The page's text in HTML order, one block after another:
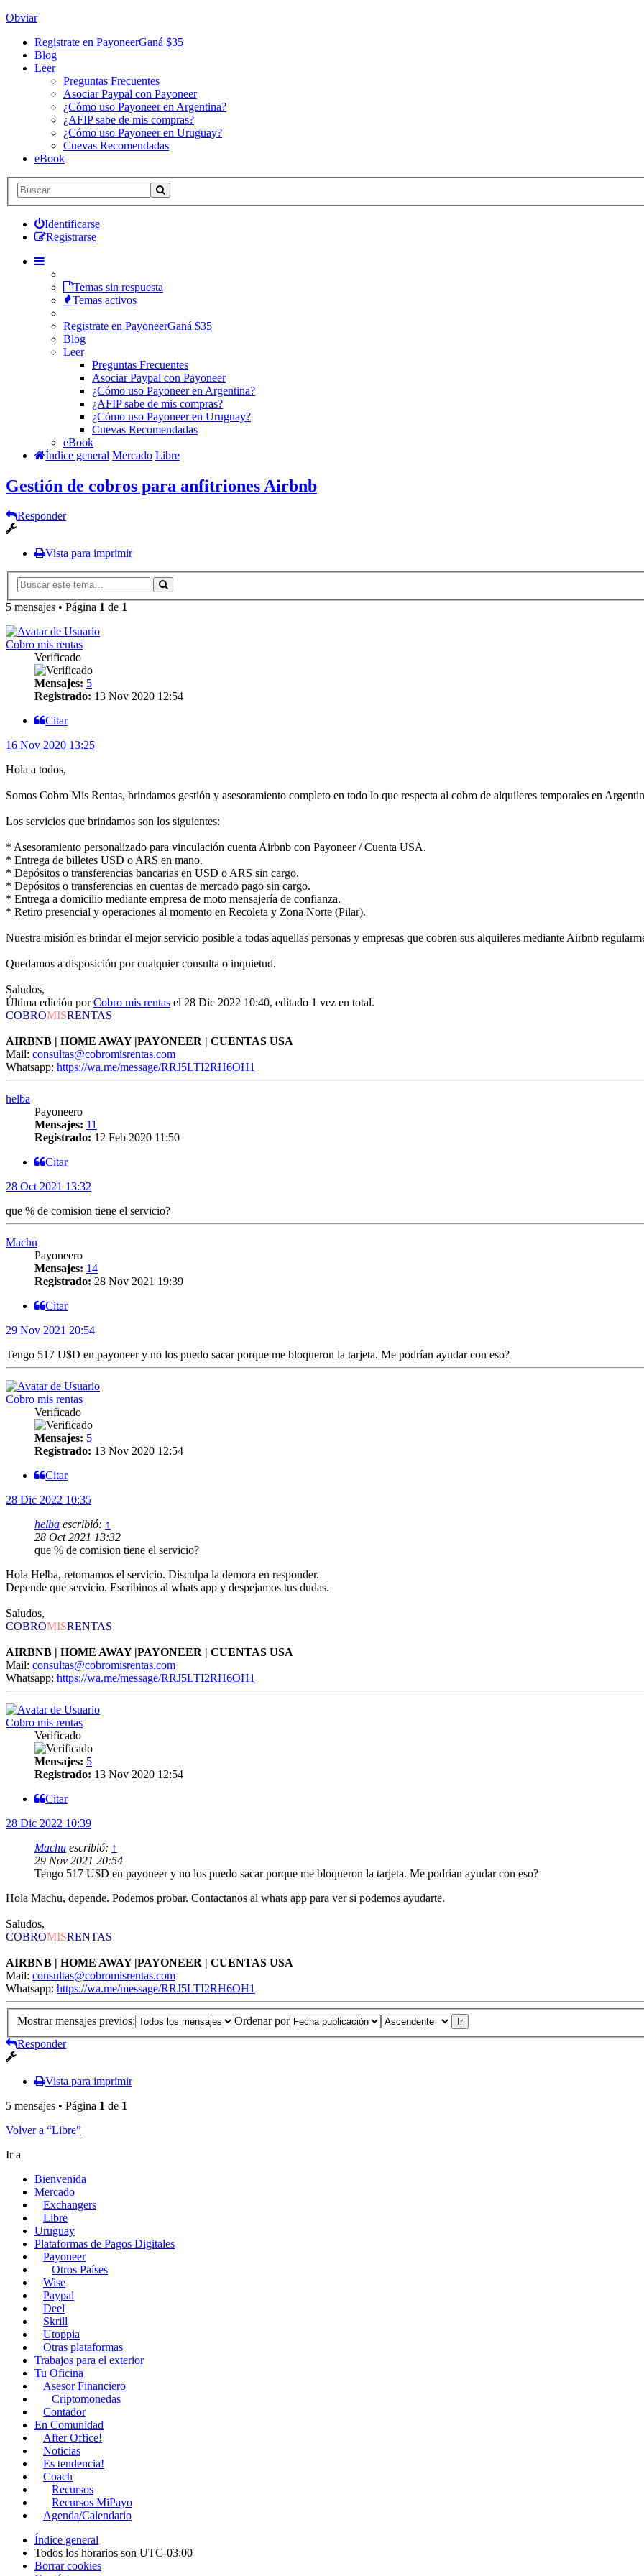
Obviar
Registrate en PayoneerGaná $35
Blog
Leer
Preguntas Frecuentes
Asociar Paypal con Payoneer
¿Cómo uso Payoneer en Argentina?
¿AFIP sabe de mis compras?
¿Cómo uso Payoneer en Uruguay?
Cuevas Recomendadas
eBook
Identificarse
Registrarse
Temas sin respuesta
Temas activos
Registrate en PayoneerGaná $35
Blog
Leer
Preguntas Frecuentes
Asociar Paypal con Payoneer
¿Cómo uso Payoneer en Argentina?
¿AFIP sabe de mis compras?
¿Cómo uso Payoneer en Uruguay?
Cuevas Recomendadas
eBook
Índice general Mercado Libre
Gestión de cobros para anfitriones Airbnb
Responder
Vista para imprimir
5 mensajes • Página 1 de 1
Cobro mis rentas
Verificado
Mensajes: 5
Registrado: 13 Nov 2020 12:54
Citar
16 Nov 2020 13:25
Hola a todos,
Somos Cobro Mis Rentas, brindamos gestión y asesoramiento completo en todo lo que respecta al cobro de alquileres temporales en
Los servicios que brindamos son los siguientes:
* Asesoramiento personalizado para vinculación cuenta Airbnb con Payoneer / Cuenta USA.
* Entrega de billetes USD o ARS en mano.
* Depósitos o transferencias bancarias en USD o ARS sin cargo.
* Depósitos o transferencias en cuentas de mercado pago sin cargo.
* Entrega a domicilio mediante empresa de moto mensajería de confianza.
* Retiro presencial y operaciones al momento en Recoleta y Zona Norte (Pilar).
Nuestra misión es brindar el mejor servicio posible a todas aquellas personas y empresas que cobren sus alquileres mediante Airbnb
Quedamos a disposición por cualquier consulta o inquietud.
Saludos,
Última edición porCobro mis rentas el 28 Dic 2022 10:40, editado 1 vez en total.
COBROMISRENTAS
AIRBNB | HOME AWAY |PAYONEER | CUENTAS USA
Mail: consultas@cobromisrentas.com
Whatsapp: https://wa.me/message/RRJ5LTI2RH6OH1
helba
Payoneero
Mensajes: 11
Registrado: 12 Feb 2020 11:50
Citar
28 Oct 2021 13:32
que % de comision tiene el servicio?
Machu
Payoneero
Mensajes: 14
Registrado: 28 Nov 2021 19:39
Citar
29 Nov 2021 20:54
Tengo 517 U$D en payoneer y no los puedo sacar porque me bloqueron la tarjeta. Me podrían ayudar con eso?
Cobro mis rentas
Verificado
Mensajes: 5
Registrado: 13 Nov 2020 12:54
Citar
28 Dic 2022 10:35
helba escribió: ↑
28 Oct 2021 13:32
que % de comision tiene el servicio?
Hola Helba, retomamos el servicio. Disculpa la demora en responder.
Depende que servicio. Escribinos al whats app y despejamos tus dudas.
Saludos,
COBROMISRENTAS
AIRBNB | HOME AWAY |PAYONEER | CUENTAS USA
Mail: consultas@cobromisrentas.com
Whatsapp: https://wa.me/message/RRJ5LTI2RH6OH1
Cobro mis rentas
Verificado
Mensajes: 5
Registrado: 13 Nov 2020 12:54
Citar
28 Dic 2022 10:39
Machu escribió: ↑
29 Nov 2021 20:54
Tengo 517 U$D en payoneer y no los puedo sacar porque me bloqueron la tarjeta. Me podrían ayudar con eso?
Hola Machu, depende. Podemos probar. Contactanos al whats app para ver si podemos ayudarte.
Saludos,
COBROMISRENTAS
AIRBNB | HOME AWAY |PAYONEER | CUENTAS USA
Mail: consultas@cobromisrentas.com
Whatsapp: https://wa.me/message/RRJ5LTI2RH6OH1
Mostrar mensajes previos:
Ordenar por
Responder
Vista para imprimir
5 mensajes • Página 1 de 1
Volver a “Libre”
Ir a
Bienvenida
Mercado
Exchangers
Libre
Uruguay
Plataformas de Pagos Digitales
Payoneer
Otros Países
Wise
Paypal
Deel
Skrill
Utoppia
Otras plataformas
Trabajos para el exterior
Tu Oficina
Asesor Financiero
Criptomonedas
Contador
En Comunidad
After Office!
Noticias
Es tendencia!
Coach
Recursos
Recursos MiPayo
Agenda/Calendario
Índice general
Todos los horarios son UTC-03:00
Borrar cookies